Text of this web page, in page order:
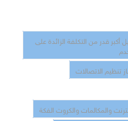
قدر من التكلفة الزائدة على
تنظيم الاتصالات
والمكالمات والكروت الفكة